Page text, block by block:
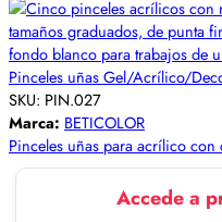
Pinceles uñas Gel/Acrílico/
SKU: PIN.027
Marca: BETICOLOR
Pinceles uñas para acrílico con
Accede a